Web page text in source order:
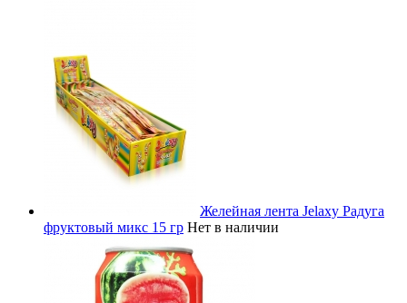
Желейная лента Jelaxy Радуга
фруктовый микс 15 гр Нет в наличии